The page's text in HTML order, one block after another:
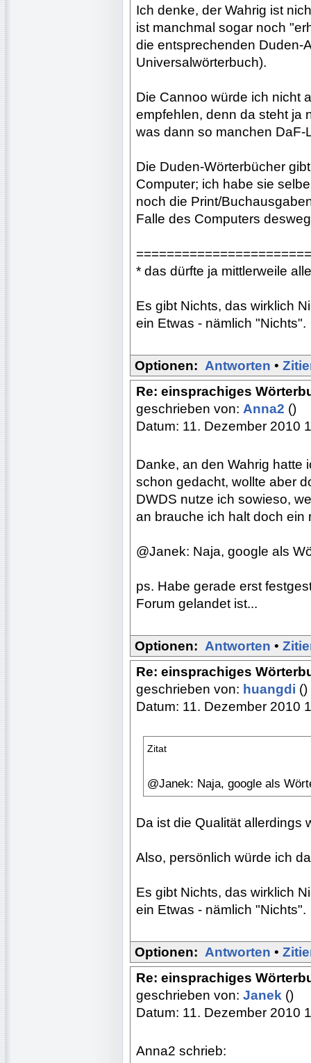
Ich denke, der Wahrig ist
ist manchmal sogar noch
die entsprechenden Duden-
Universalwörterbuch).
Die Cannoo würde ich nicht
empfehlen, denn da steht ja
was dann so manchen
Die Duden-Wörterbücher
Computer; ich habe sie
noch die Print/
Falle des Computers
* das dürfte ja mittlerweile
Es gibt Nichts, das wirklich
ein Etwas - nämlich "Nichts".
Optionen: Antworten •
Re: einsprachiges
geschrieben von: Anna2 ()
Datum: 11. Dezember 2010
Danke, an den Wahrig hatte
schon gedacht, wollte aber
DWDS nutze ich sowieso,
an brauche ich halt doch ein
@Janek: Naja, google als
ps. Habe gerade erst
Forum gelandet ist...
Optionen: Antworten •
Re: einsprachiges
geschrieben von: huangdi ()
Datum: 11. Dezember 2010
Zitat
@Janek: Naja, google als
Da ist die Qualität allerdings
Also, persönlich würde ich
Es gibt Nichts, das wirklich
ein Etwas - nämlich "Nichts".
Optionen: Antworten •
Re: einsprachiges
geschrieben von: Janek ()
Datum: 11. Dezember 2010
Anna2 schrieb: